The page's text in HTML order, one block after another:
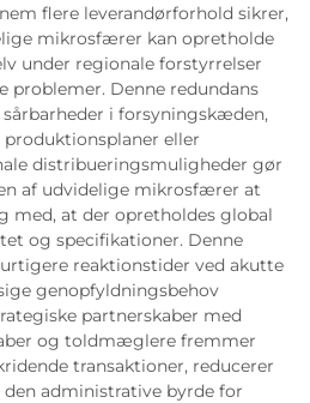
flere leverandørforhold sikrer,
mikrosfærer kan opretholde
under regionale forstyrrelser
problemer. Denne redundans
i forsyningskæden,
eller
distribueringsmuligheder gør
af udvidelige mikrosfærer at
med, at der opretholdes global
og specifikationer. Denne
reaktionstider ved akutte
genopfyldningsbehov
partnerskaber med
og toldmæglere fremmer
transaktioner, reducerer
administrative byrde for